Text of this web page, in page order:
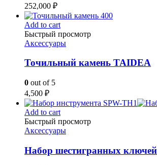
252,000 ₽
Add to cart
Быстрый просмотр
Аксессуары
Точильный камень TAIDEA
0 out of 5
4,500 ₽
Add to cart
Быстрый просмотр
Аксессуары
Набор шестигранных